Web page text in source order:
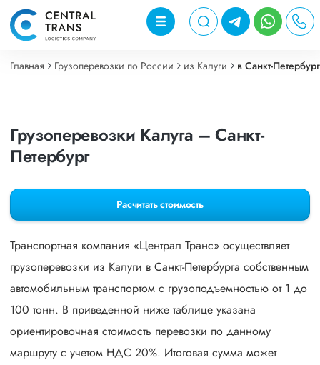
Главная Грузоперевозки по России из Калуги в Санкт-
Грузоперевозки Калуга – Санкт-
Петербург
Расчитать стоимость
Транспортная компания «Централ Транс» осуществляет
грузоперевозки из Калуги в Санкт-Петербурга собственным
автомобильным транспортом с грузоподъемностью от 1 до
100 тонн. В приведенной ниже таблице указана
ориентировочная стоимость перевозки по данному
маршруту с учетом НДС 20%. Итоговая сумма может